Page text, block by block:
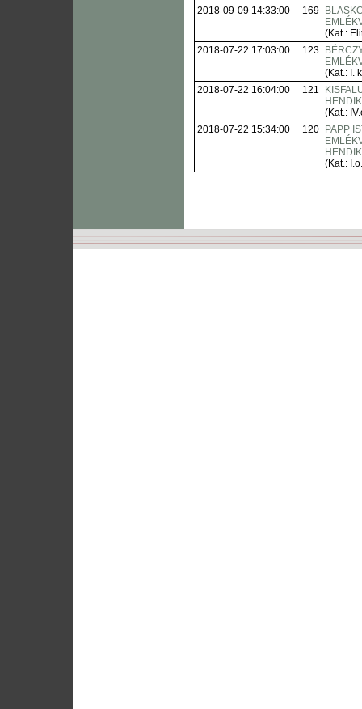
2018-09-09 14:33:00
169
(Kat.:
2018-07-22 17:03:00
123
(Kat.: I.
2018-07-22 16:04:00
121
(Kat.:
2018-07-22 15:34:00
120
PAPP
(Kat.: